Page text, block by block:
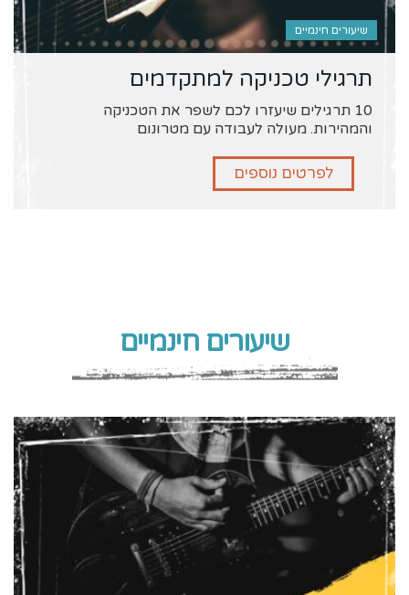
שיעורים חינמיים
תרגילי טכניקה למתקדמים
10 תרגילים שיעזרו לכם לשפר את הטכניקה
והמהירות. מעולה לעבודה עם מטרונום
לפרטים נוספים
שיעורים חינמיים